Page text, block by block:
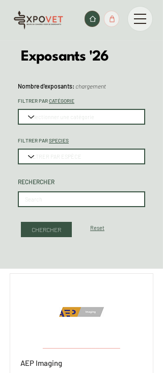
Exposants '26
Nombre d'exposants: chargement
FILTRER PARCATÉGORIE
FILTRER PARSPECIES
RECHERCHER
CHERCHER Reset
AEP Imaging